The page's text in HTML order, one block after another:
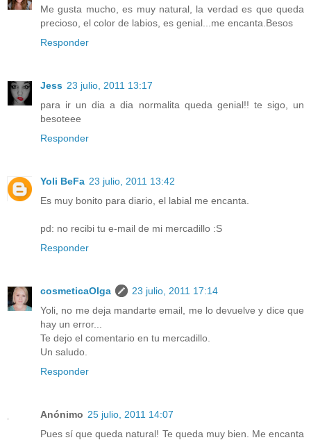
Me gusta mucho, es muy natural, la verdad es que queda
precioso, el color de labios, es genial...me encanta.Besos
Responder
Jess 23 julio, 2011 13:17
para ir un dia a dia normalita queda genial!! te sigo, un
besoteee
Responder
Yoli BeFa 23 julio, 2011 13:42
Es muy bonito para diario, el labial me encanta.
pd: no recibi tu e-mail de mi mercadillo :S
Responder
cosmeticaOlga
23 julio, 2011 17:14
Yoli, no me deja mandarte email, me lo devuelve y dice que
hay un error...
Te dejo el comentario en tu mercadillo.
Un saludo.
Responder
Anónimo 25 julio, 2011 14:07
Pues sí que queda natural! Te queda muy bien. Me encanta